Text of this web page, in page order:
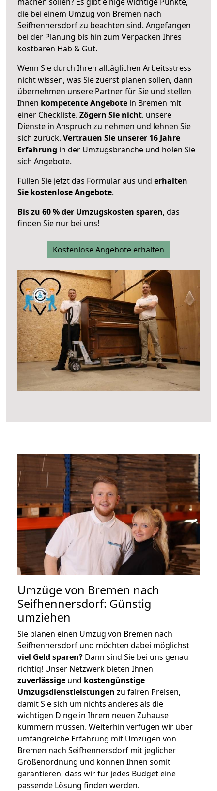
die bei einem Umzug von Bremen nach
Seifhennersdorf zu beachten sind. Angefangen
bei der Planung bis hin zum Verpacken Ihres
kostbaren Hab & Gut.
Wenn Sie durch Ihren alltäglichen Arbeitsstress
nicht wissen, was Sie zuerst planen sollen, dann
übernehmen unsere Partner für Sie und stellen
Ihnen kompetente Angebote in Bremen mit
einer Checkliste. Zögern Sie nicht, unsere
Dienste in Anspruch zu nehmen und lehnen Sie
sich zurück. Vertrauen Sie unserer 16 Jahre
Erfahrung in der Umzugsbranche und holen Sie
sich Angebote.
Füllen Sie jetzt das Formular aus und erhalten
Sie kostenlose Angebote.
Bis zu 60 % der Umzugskosten sparen, das
finden Sie nur bei uns!
Kostenlose Angebote erhalten
Umzüge von Bremen nach
Seifhennersdorf: Günstig
umziehen
Sie planen einen Umzug von Bremen nach
Seifhennersdorf und möchten dabei möglichst
viel Geld sparen? Dann sind Sie bei uns genau
richtig! Unser Netzwerk bieten Ihnen
zuverlässige und kostengünstige
Umzugsdienstleistungen zu fairen Preisen,
damit Sie sich um nichts anderes als die
wichtigen Dinge in Ihrem neuen Zuhause
kümmern müssen. Weiterhin verfügen wir über
umfangreiche Erfahrung mit Umzügen von
Bremen nach Seifhennersdorf mit jeglicher
Größenordnung und können Ihnen somit
garantieren, dass wir für jedes Budget eine
passende Lösung finden werden.